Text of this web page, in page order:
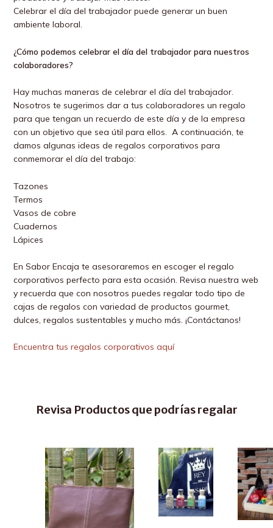
Celebrar el día del trabajador puede generar un buen
ambiente laboral.
¿Cómo podemos celebrar el día del trabajador para nuestros
colaboradores?
Hay muchas maneras de celebrar el día del trabajador.
Nosotros te sugerimos dar a tus colaboradores un regalo
para que tengan un recuerdo de este día y de la empresa
con un objetivo que sea útil para ellos. A continuación, te
damos algunas ideas de regalos corporativos para
conmemorar el día del trabajo:
Tazones
Termos
Vasos de cobre
Cuadernos
Lápices
En Sabor Encaja te asesoraremos en escoger el regalo
corporativos perfecto para esta ocasión. Revisa nuestra web
y recuerda que con nosotros puedes regalar todo tipo de
cajas de regalos con variedad de productos gourmet,
dulces, regalos sustentables y mucho más. ¡Contáctanos!
Encuentra tus regalos corporativos aquí
Revisa Productos que podrías regalar